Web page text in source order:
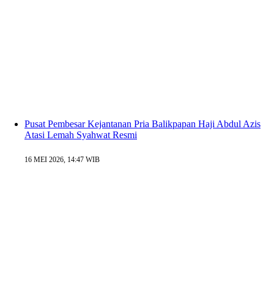
Pusat Pembesar Kejantanan Pria Balikpapan Haji Abdul Azis
Atasi Lemah Syahwat Resmi
16 MEI 2026, 14:47 WIB